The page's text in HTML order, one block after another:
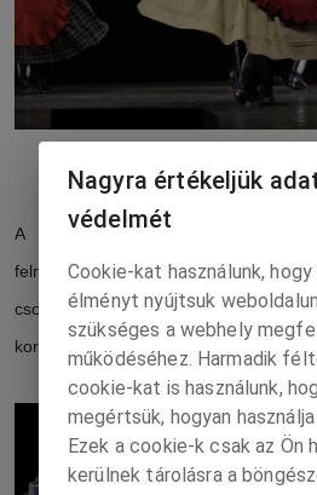
A Komárom Táncműhelyben
felnőtt együttesig táncol megannyi
csoportja, a Komárom
koreográfiáját mutatta be.
Nagyra értékeljük
védelmét
Cookie-kat használunk,
élményt nyújtsuk
szükséges a webhely
működéséhez. Harmadik
cookie-kat is használunk,
megértsük, hogyan
Ezek a cookie-k csak az Ön
kerülnek tárolásra a